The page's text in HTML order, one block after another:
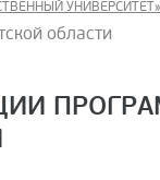
УНИВЕРСИТЕТ»
области